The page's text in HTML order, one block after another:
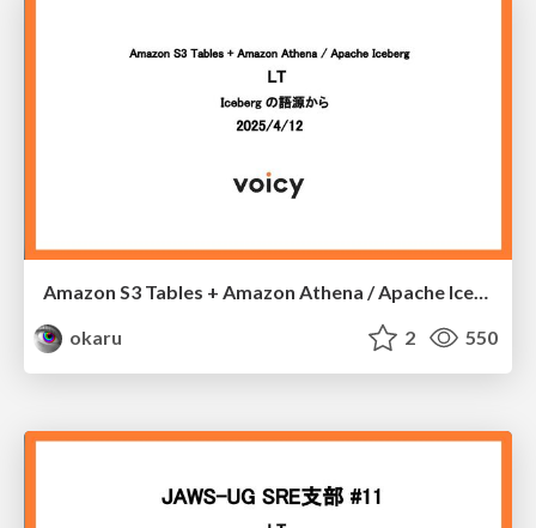
Amazon S3 Tables + Amazon Athena / Apache Iceberg
okaru
2 550